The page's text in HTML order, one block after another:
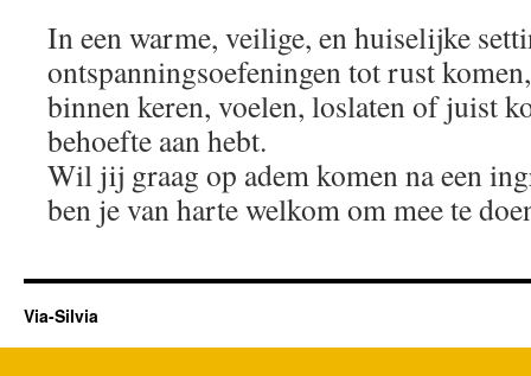
In een warme, veilige, en huiselijke
ontspanningsoefeningen tot rust
binnen keren, voelen, loslaten of juist
behoefte aan hebt.
Wil jij graag op adem komen na een
ben je van harte welkom om mee te
Via-Silvia